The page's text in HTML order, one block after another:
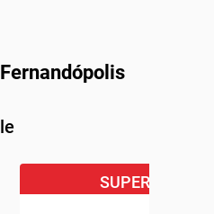
SUPER OFERTA